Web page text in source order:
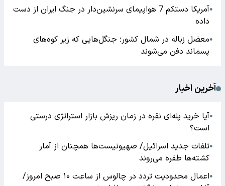
●
آمریکا دستکم 7 هواپیمای سرنشین‌دار در جنگ ایران از دست
داده
●معضل زباله در شمال کشور؛ جنگل‌هایی که زیر کوه‌های
پسماند دفن می‌شوند
آخرین اخبار
●آیا خرید پله‌ای نقره در زمان ریزش بازار استراتژی درستی
است؟
●تلفات جدید اسرائیل/ صهیونیست‌ها همچنان از آمار
کشته‌ها طفره می‌روند
●
اعمال محدودیت تردد در چالوس از ساعت ۱۰ صبح امروز/